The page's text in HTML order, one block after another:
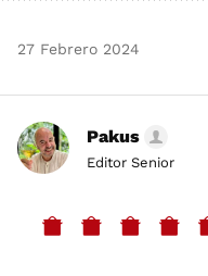
27 Febrero 2024
Pakus
Editor Senior